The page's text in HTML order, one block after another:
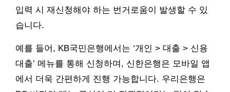
입력 시 재신청해야 하는 번거로움이 발생할 수 있
습니다.
예를 들어, KB국민은행에서는 ‘개인 > 대출 > 신용
대출’ 메뉴를 통해 신청하며, 신한은행은 모바일 앱
에서 더욱 간편하게 진행 가능합니다. 우리은행은